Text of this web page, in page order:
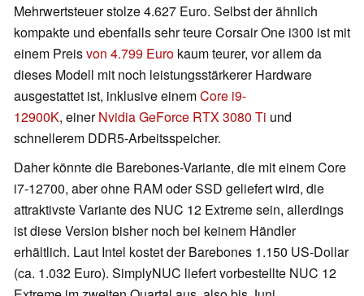
Mehrwertsteuer stolze 4.627 Euro. Selbst der ähnlich
kompakte und ebenfalls sehr teure Corsair One i300 ist mit
einem Preisvon 4.799 Euro kaum teurer, vor allem da
dieses Modell mit noch leistungsstärkerer Hardware
ausgestattet ist, inklusive einemCore i9-
12900K, einerNvidia GeForce RTX 3080 Ti und
schnellerem DDR5-Arbeitsspeicher.
Daher könnte die Barebones-Variante, die mit einem Core
i7-12700, aber ohne RAM oder SSD geliefert wird, die
attraktivste Variante des NUC 12 Extreme sein, allerdings
ist diese Version bisher noch bei keinem Händler
erhältlich. Laut Intel kostet der Barebones 1.150 US-Dollar
(ca. 1.032 Euro). SimplyNUC liefert vorbestellte NUC 12